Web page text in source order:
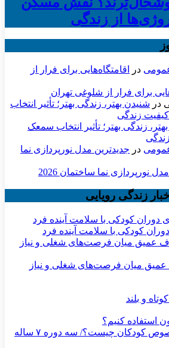
از زندگی
در
اقامتگاه‌هایی برای فرار از
برای فرار از شلوغی تهران
در شنیدن بهتر، زندگی بهتر؛ تأثیر انتخاب
زندگی
زندگی بهتر؛ تأثیر انتخاب سمعک
در جدیدترین مدل نورپردازی نما
نورپردازی نما ساختمان 2026
زندگی رویایی
کودکی با سلامت آینده فرد
میان فرصت‌های شغلی و نیاز
و بلند
استفاده کنیم؟